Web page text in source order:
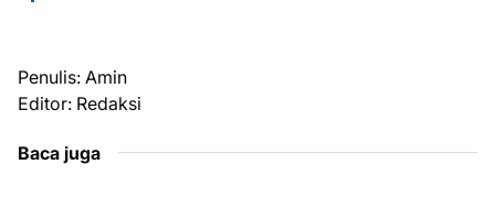
Penulis: Amin
Editor: Redaksi
Baca juga